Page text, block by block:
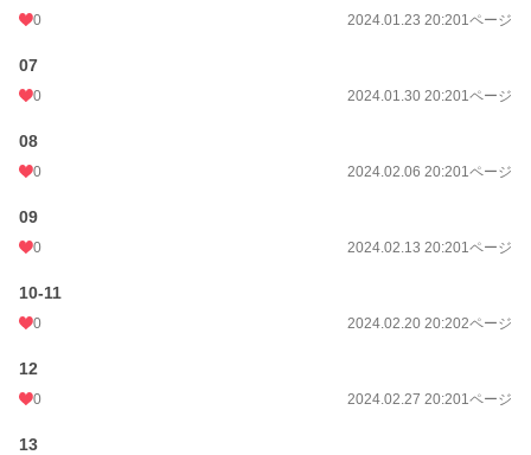
0 2024.01.23 20:201ページ
07
0 2024.01.30 20:201ページ
08
0 2024.02.06 20:201ページ
09
0 2024.02.13 20:201ページ
10-11
0 2024.02.20 20:202ページ
12
0 2024.02.27 20:201ページ
13